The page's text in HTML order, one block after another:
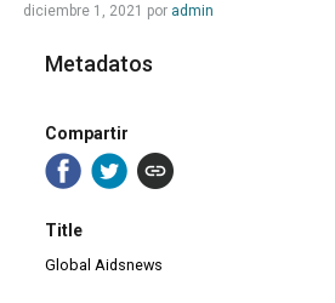
diciembre 1, 2021 por admin
Metadatos
Compartir
Title
Global Aidsnews